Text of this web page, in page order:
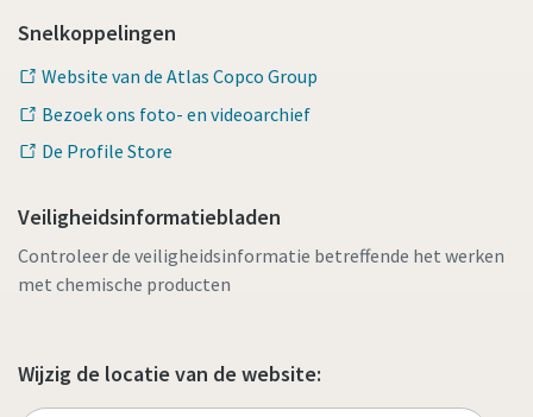
Snelkoppelingen
Website van de Atlas Copco Group
Bezoek ons foto- en videoarchief
De Profile Store
Veiligheidsinformatiebladen
Controleer de veiligheidsinformatie betreffende het werken
met chemische producten
Wijzig de locatie van de website: